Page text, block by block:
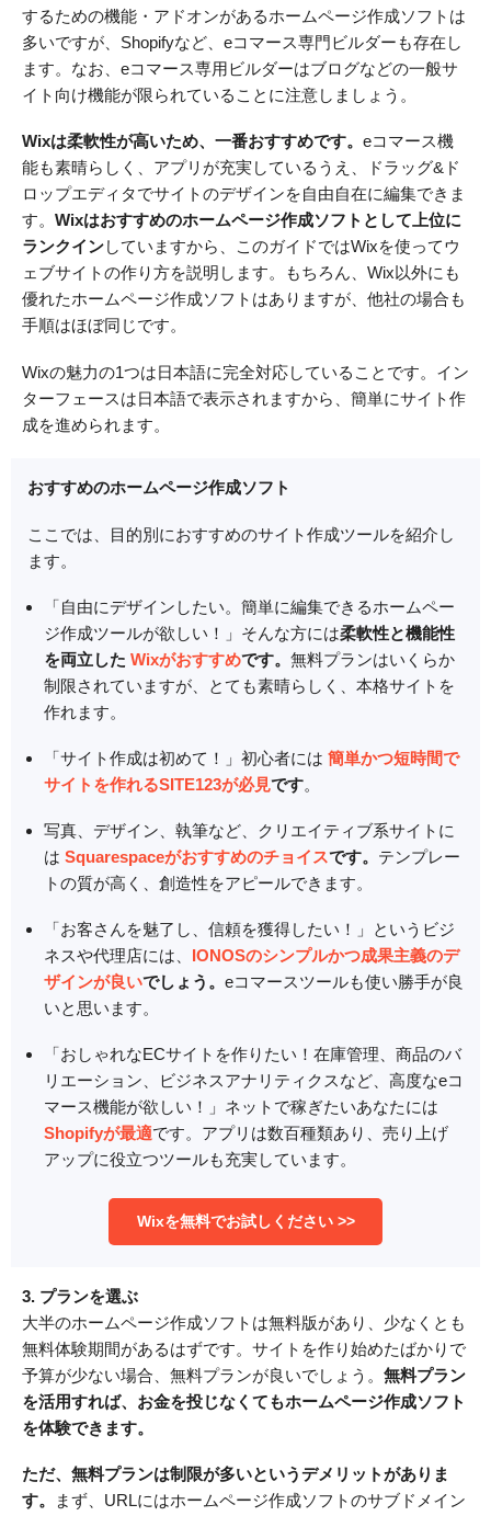
するための機能・アドオンがあるホームページ作成ソフトは
多いですが、Shopifyなど、eコマース専門ビルダーも存在し
ます。なお、eコマース専用ビルダーはブログなどの一般サ
イト向け機能が限られていることに注意しましょう。
Wixは柔軟性が高いため、一番おすすめです。 eコマース機
能も素晴らしく、アプリが充実しているうえ、ドラッグ&ド
ロップエディタでサイトのデザインを自由自在に編集できま
す。 Wixはおすすめのホームページ作成ソフトとして上位に
ランクインしていますから、このガイドではWixを使ってウ
ェブサイトの作り方を説明します。もちろん、Wix以外にも
優れたホームページ作成ソフトはありますが、他社の場合も
手順はほぼ同じです。
Wixの魅力の1つは日本語に完全対応していることです。イン
ターフェースは日本語で表示されますから、簡単にサイト作
成を進められます。
おすすめのホームページ作成ソフト
ここでは、目的別におすすめのサイト作成ツールを紹介し
ます。
「自由にデザインしたい。簡単に編集できるホームペー
ジ作成ツールが欲しい！」そんな方には柔軟性と機能性
を両立した Wixがおすすめです。 無料プランはいくらか
制限されていますが、とても素晴らしく、本格サイトを
作れます。
「サイト作成は初めて！」初心者には 簡単かつ短時間で
サイトを作れるSITE123が必見です。
写真、デザイン、執筆など、クリエイティブ系サイトに
は Squarespaceがおすすめのチョイスです。 テンプレー
トの質が高く、創造性をアピールできます。
「お客さんを魅了し、信頼を獲得したい！」というビジ
ネスや代理店には、 IONOSのシンプルかつ成果主義のデ
ザインが良いでしょう。 eコマースツールも使い勝手が良
いと思います。
「おしゃれなECサイトを作りたい！在庫管理、商品のバ
リエーション、ビジネスアナリティクスなど、高度なeコ
マース機能が欲しい！」ネットで稼ぎたいあなたには
Shopifyが最適です。アプリは数百種類あり、売り上げ
アップに役立つツールも充実しています。
Wixを無料でお試しください >>
3. プランを選ぶ
大半のホームページ作成ソフトは無料版があり、少なくとも
無料体験期間があるはずです。サイトを作り始めたばかりで
予算が少ない場合、無料プランが良いでしょう。 無料プラン
を活用すれば、お金を投じなくてもホームページ作成ソフト
を体験できます。
ただ、無料プランは制限が多いというデメリットがありま
す。
まず、URLにはホームページ作成ソフトのサブドメイン